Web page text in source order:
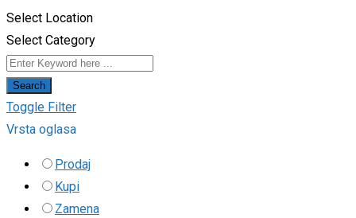
Select Location
Select Category
Search
Toggle Filter
Vrsta oglasa
Prodaj
Kupi
Zamena